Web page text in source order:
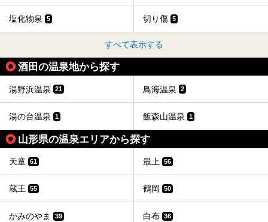
塩化物泉 5 切り傷 5
すべて表示する
酒田の温泉地から探す
湯野浜温泉 21 鳥海温泉 2
湯の台温泉 1 飯森山温泉 1
山形県の温泉エリアから探す
天童 61 最上 56
蔵王 55 鶴岡 50
かみのやま 39 白布 36